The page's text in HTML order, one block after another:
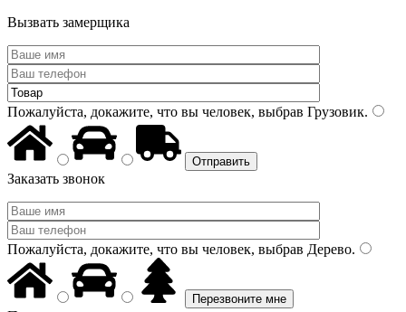
Вызвать замерщика
Пожалуйста, докажите, что вы человек, выбрав Грузовик.
Заказать звонок
Пожалуйста, докажите, что вы человек, выбрав Дерево.